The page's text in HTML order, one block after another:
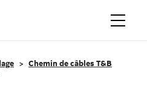
Chemin de câbles T&B